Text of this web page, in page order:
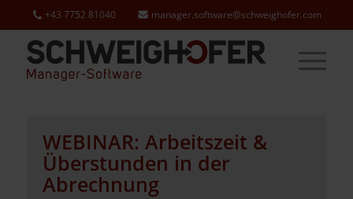
+43 7752 81040 manager.software@schweighofer.com
WEBINAR: Arbeitszeit &
Überstunden in der
Abrechnung